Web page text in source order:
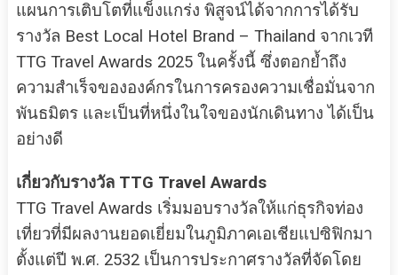
แผนการเติบโตที่แข็งแกร่ง พิสูจน์ได้จากการได้รับ
รางวัล Best Local Hotel Brand – Thailand จากเวที
TTG Travel Awards 2025 ในครั้งนี้ ซึ่งตอกย้ำถึง
ความสำเร็จขององค์กรในการครองความเชื่อมั่นจาก
พันธมิตร และเป็นที่หนึ่งในใจของนักเดินทาง ได้เป็น
อย่างดี
เกี่ยวกับรางวัล TTG Travel Awards
TTG Travel Awards เริ่มมอบรางวัลให้แก่ธุรกิจท่อง
เที่ยวที่มีผลงานยอดเยี่ยมในภูมิภาคเอเชียแปซิฟิกมา
ตั้งแต่ปี พ.ศ. 2532 เป็นการประกาศรางวัลที่จัดโดย